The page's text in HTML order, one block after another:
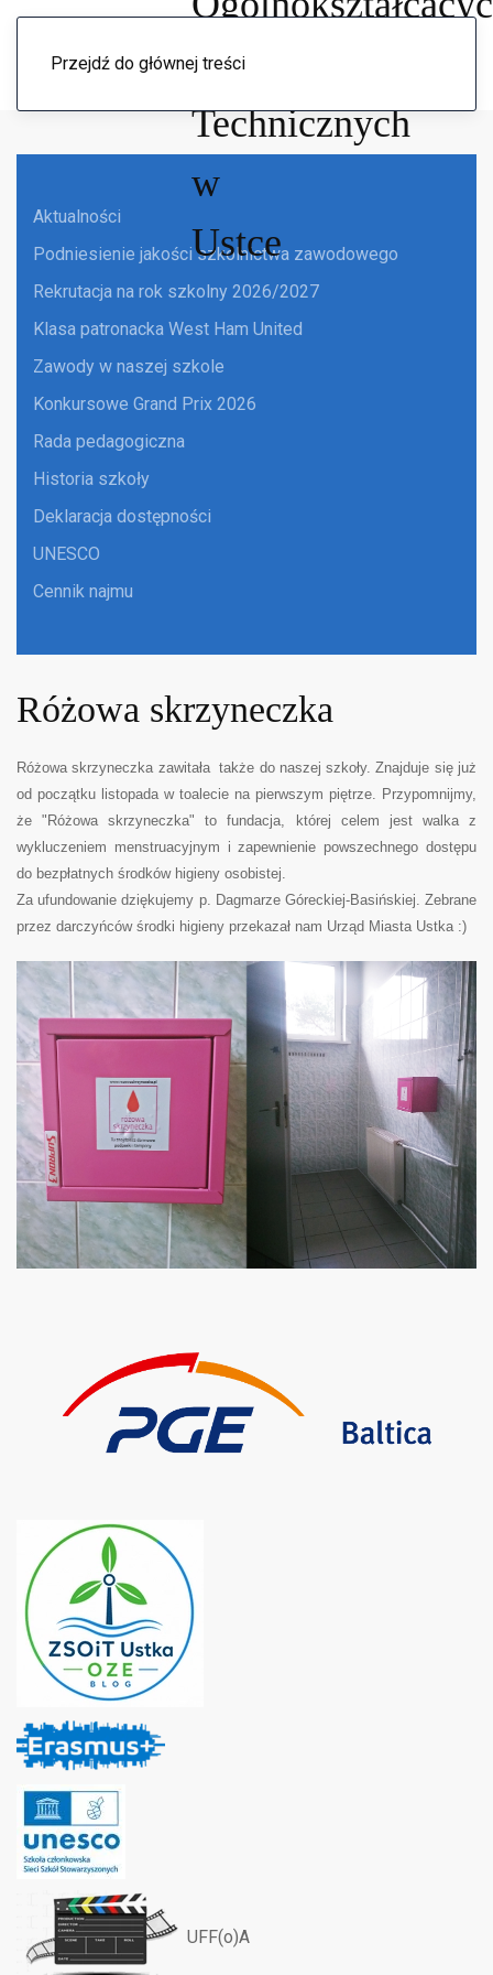
Przejdź do głównej treści
Menu
Aktualności
Podniesienie jakości szkolnictwa zawodowego
Rekrutacja na rok szkolny 2026/2027
Klasa patronacka West Ham United
Zawody w naszej szkole
Konkursowe Grand Prix 2026
Rada pedagogiczna
Historia szkoły
Deklaracja dostępności
UNESCO
Cennik najmu
Różowa skrzyneczka
Różowa skrzyneczka zawitała także do naszej szkoły. Znajduje się już
od początku listopada w toalecie na pierwszym piętrze. Przypomnijmy,
że "Różowa skrzyneczka" to fundacja, której celem jest walka z
wykluczeniem menstruacyjnym i zapewnienie powszechnego dostępu
do bezpłatnych środków higieny osobistej.
Za ufundowanie dziękujemy p. Dagmarze Góreckiej-Basińskiej. Zebrane
przez darczyńców środki higieny przekazał nam Urząd Miasta Ustka :)
UFF(o)A